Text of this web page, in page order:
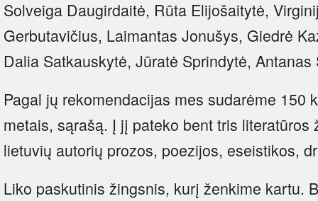
Solveiga Daugirdaitė, Rūta Elijošaitytė,
Gerbutavičius, Laimantas Jonušys, Giedrė
Dalia Satkauskytė, Jūratė Sprindytė,
Pagal jų rekomendacijas mes sudarėme 150
metais, sąrašą. Į jį pateko bent tris literatūros
lietuvių autorių prozos, poezijos, eseistikos,
Liko paskutinis žingsnis, kurį ženkime kartu.